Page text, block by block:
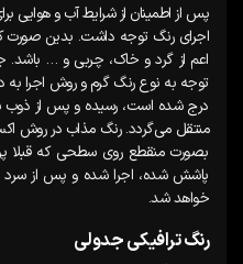
پس از اطمینان از شرایط آب و هوایی
اجرای رنگ توجه داشت. بدین صورت
اعم از گرد و خاک، چربی و … باشد.
توجه به نوع رنگ گرم و روش اجرا
درج شده است، رسیده و پس از
بصورت منقطع روی سطحی که قبلا
پاشش شده، اجرا شده و پس از
خواهد شد.
رنگ ترافیکی جدولی